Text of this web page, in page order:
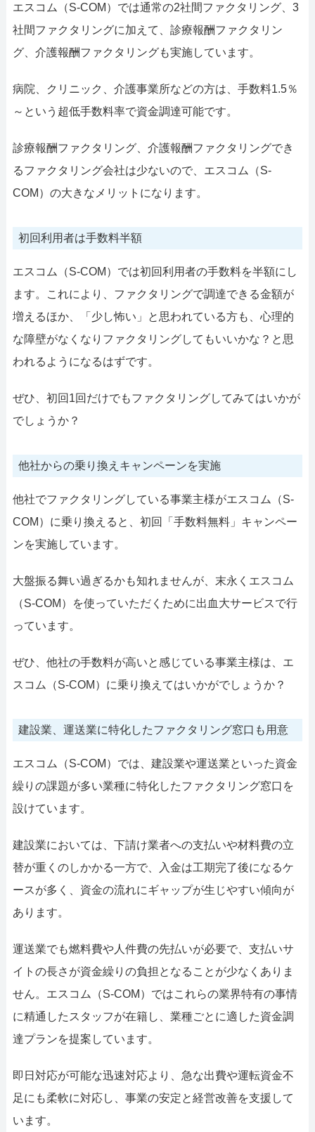
エスコム（S-COM）では通常の2社間ファクタリング、3
社間ファクタリングに加えて、診療報酬ファクタリン
グ、介護報酬ファクタリングも実施しています。
病院、クリニック、介護事業所などの方は、手数料1.5％
～という超低手数料率で資金調達可能です。
診療報酬ファクタリング、介護報酬ファクタリングでき
るファクタリング会社は少ないので、エスコム（S-
COM）の大きなメリットになります。
初回利用者は手数料半額
エスコム（S-COM）では初回利用者の手数料を半額にし
ます。これにより、ファクタリングで調達できる金額が
増えるほか、「少し怖い」と思われている方も、心理的
な障壁がなくなりファクタリングしてもいいかな？と思
われるようになるはずです。
ぜひ、初回1回だけでもファクタリングしてみてはいかが
でしょうか？
他社からの乗り換えキャンペーンを実施
他社でファクタリングしている事業主様がエスコム（S-
COM）に乗り換えると、初回「手数料無料」キャンペー
ンを実施しています。
大盤振る舞い過ぎるかも知れませんが、末永くエスコム
（S-COM）を使っていただくために出血大サービスで行
っています。
ぜひ、他社の手数料が高いと感じている事業主様は、エ
スコム（S-COM）に乗り換えてはいかがでしょうか？
建設業、運送業に特化したファクタリング窓口も用意
エスコム（S-COM）では、建設業や運送業といった資金
繰りの課題が多い業種に特化したファクタリング窓口を
設けています。
建設業においては、下請け業者への支払いや材料費の立
替が重くのしかかる一方で、入金は工期完了後になるケ
ースが多く、資金の流れにギャップが生じやすい傾向が
あります。
運送業でも燃料費や人件費の先払いが必要で、支払いサ
イトの長さが資金繰りの負担となることが少なくありま
せん。エスコム（S-COM）ではこれらの業界特有の事情
に精通したスタッフが在籍し、業種ごとに適した資金調
達プランを提案しています。
即日対応が可能な迅速対応より、急な出費や運転資金不
足にも柔軟に対応し、事業の安定と経営改善を支援して
います。